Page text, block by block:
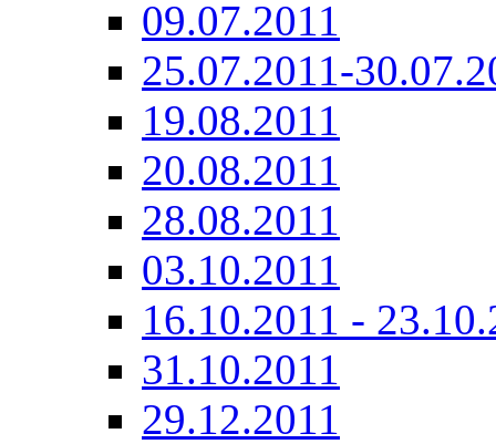
09.07.2011
25.07.2011-
19.08.2011
20.08.2011
28.08.2011
03.10.2011
16.10.2011 -
31.10.2011
29.12.2011